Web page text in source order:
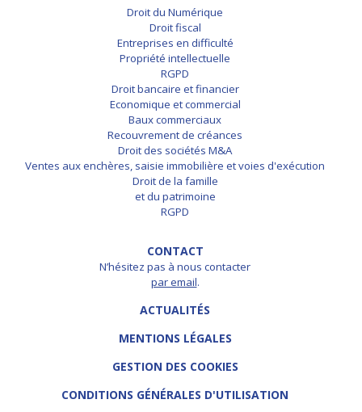
Droit du Numérique
Droit fiscal
Entreprises en difficulté
Propriété intellectuelle
RGPD
Droit bancaire et financier
Economique et commercial
Baux commerciaux
Recouvrement de créances
Droit des sociétés M&A
Ventes aux enchères, saisie immobilière et voies d'exécution
Droit de la famille
et du patrimoine
RGPD
CONTACT
N’hésitez pas à nous contacter
par email.
ACTUALITÉS
MENTIONS LÉGALES
GESTION DES COOKIES
CONDITIONS GÉNÉRALES D'UTILISATION